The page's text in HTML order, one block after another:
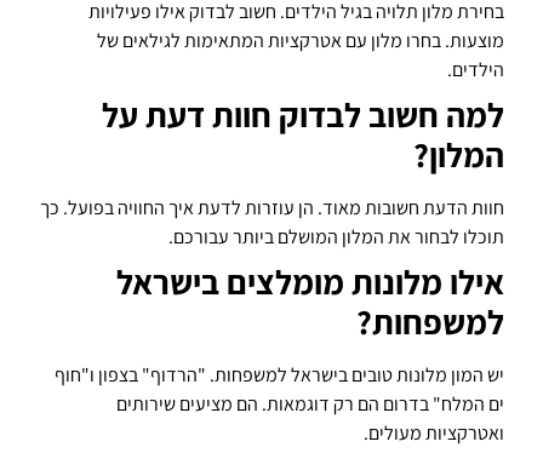
בחירת מלון תלויה בגיל הילדים. חשוב לבדוק אילו פעילויות
מוצעות. בחרו מלון עם אטרקציות המתאימות לגילאים של
הילדים.
למה חשוב לבדוק חוות דעת על
המלון?
חוות הדעת חשובות מאוד. הן עוזרות לדעת איך החוויה בפועל. כך
תוכלו לבחור את המלון המושלם ביותר עבורכם.
אילו מלונות מומלצים בישראל
למשפחות?
יש המון מלונות טובים בישראל למשפחות. "הרדוף" בצפון ו"חוף
ים המלח" בדרום הם רק דוגמאות. הם מציעים שירותים
ואטרקציות מעולים.